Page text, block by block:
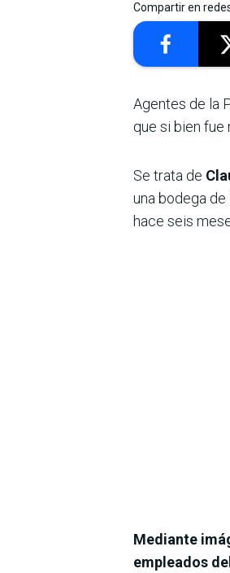
Compartir en
Agentes de la
que si bien fue
Se trata de
una bodega
hace seis
Mediante
empleados